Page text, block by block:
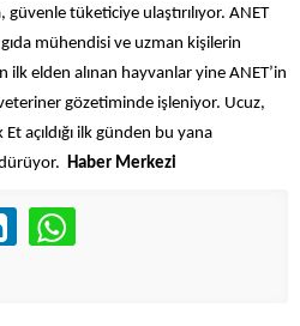
tüketiciye ulaştırılıyor. ANET
mühendisi ve uzman kişilerin
elden alınan hayvanlar yine ANET’in
gözetiminde işleniyor. Ucuz,
açıldığı ilk günden bu yana
Haber Merkezi